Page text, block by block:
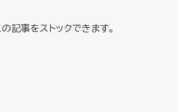
の記事をストックできます。